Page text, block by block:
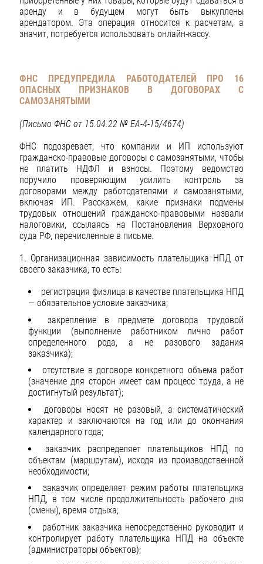
аренду и в будущем могут быть выкуплены
арендатором. Эта операция относится к расчетам, а
значит, потребуется использовать онлайн-кассу.
ФНС ПРЕДУПРЕДИЛА РАБОТОДАТЕЛЕЙ ПРО 16
ОПАСНЫХ ПРИЗНАКОВ В ДОГОВОРАХ С
САМОЗАНЯТЫМИ
(Письмо ФНС от 15.04.22 № ЕА-4-15/4674)
ФНС подозревает, что компании и ИП используют
гражданско-правовые договоры с самозанятыми, чтобы
не платить НДФЛ и взносы. Поэтому ведомство
поручило проверяющим усилить контроль за
договорами между работодателями и самозанятыми,
включая ИП. Расскажем, какие признаки подмены
трудовых
отношений гражданско-правовыми назвали
налоговики, ссылаясь на Постановления Верховного
суда РФ, перечисленные в письме.
1. Организационная зависимость плательщика НПД от
своего заказчика, то есть:
регистрация физлица в качестве плательщика НПД
— обязательное условие заказчика;
закрепление в предмете договора трудовой
функции (выполнение работником лично работ
определенного рода, а не разового задания
заказчика);
отсутствие в договоре конкретного объема работ
(значение для сторон имеет сам процесс труда, а не
достигнутый результат);
договоры носят не разовый, а систематический
характер и заключаются на год или до окончания
календарного года;
заказчик распределяет плательщиков НПД по
объектам (маршрутам), исходя из производственной
необходимости;
заказчик определяет режим работы плательщика
НПД, в том числе продолжительность рабочего дня
(смены), время отдыха;
работник заказчика непосредственно руководит и
контролирует работу плательщика НПД на объекте
(администраторы объектов);